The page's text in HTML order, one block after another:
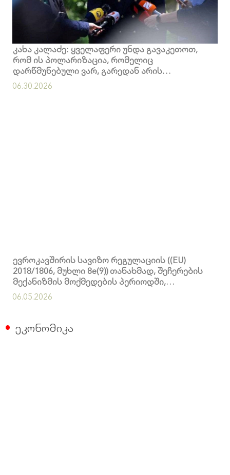
კახა კალაძე: ყველაფერი უნდა გავაკეთოთ,
რომ ის პოლარიზაცია, რომელიც
დარწმუნებული ვარ, გარედან არის
თავსმოხვეული, დავასრულოთ
06.30.2026
ევროკავშირის სავიზო რეგულაციის ((EU)
2018/1806, მუხლი 8e(9)) თანახმად, შეჩერების
მექანიზმის მოქმედების პერიოდში,
ევროკომისიამ შესაბამის მესამე ქვეყანასთან
დიალოგი უნდა დაიწყოს
06.05.2026
ეკონომიკა